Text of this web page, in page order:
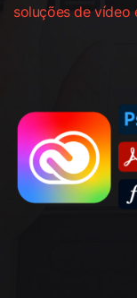
soluções de vídeo